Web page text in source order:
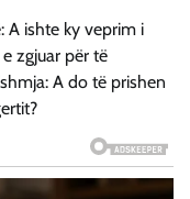
A ishte ky veprim i
zgjuar për të
A do të prishen